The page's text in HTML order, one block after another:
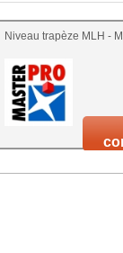
Niveau trapèze MLH -